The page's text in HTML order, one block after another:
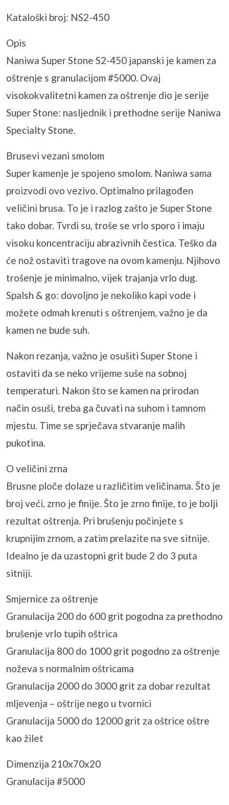
Kataloški broj: NS2-450
Opis
Naniwa Super Stone S2-450 japanski je kamen za
oštrenje s granulacijom #5000. Ovaj
visokokvalitetni kamen za oštrenje dio je serije
Super Stone: nasljednik i prethodne serije Naniwa
Specialty Stone.
Brusevi vezani smolom
Super kamenje je spojeno smolom. Naniwa sama
proizvodi ovo vezivo. Optimalno prilagođen
veličini brusa. To je i razlog zašto je Super Stone
tako dobar. Tvrdi su, troše se vrlo sporo i imaju
visoku koncentraciju abrazivnih čestica. Teško da
će nož ostaviti tragove na ovom kamenju. Njihovo
trošenje je minimalno, vijek trajanja vrlo dug.
Spalsh & go: dovoljno je nekoliko kapi vode i
možete odmah krenuti s oštrenjem, važno je da
kamen ne bude suh.
Nakon rezanja, važno je osušiti Super Stone i
ostaviti da se neko vrijeme suše na sobnoj
temperaturi. Nakon što se kamen na prirodan
način osuši, treba ga čuvati na suhom i tamnom
mjestu. Time se sprječava stvaranje malih
pukotina.
O veličini zrna
Brusne ploče dolaze u različitim veličinama. Što je
broj veći, zrno je finije. Što je zrno finije, to je bolji
rezultat oštrenja. Pri brušenju počinjete s
krupnijim zrnom, a zatim prelazite na sve sitnije.
Idealno je da uzastopni grit bude 2 do 3 puta
sitniji.
Smjernice za oštrenje
Granulacija 200 do 600 grit pogodna za prethodno
brušenje vrlo tupih oštrica
Granulacija 800 do 1000 grit pogodno za oštrenje
noževa s normalnim oštricama
Granulacija 2000 do 3000 grit za dobar rezultat
mljevenja – oštrije nego u tvornici
Granulacija 5000 do 12000 grit za oštrice oštre
kao žilet
Dimenzija 210x70x20
Granulacija #5000